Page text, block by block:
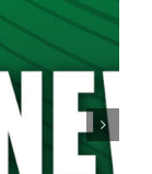
2026-2027